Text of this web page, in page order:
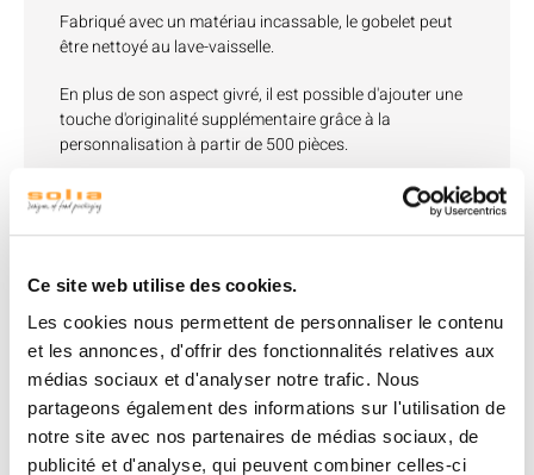
Ce site web utilise des cookies.
Les cookies nous permettent de personnaliser le contenu
et les annonces, d'offrir des fonctionnalités relatives aux
médias sociaux et d'analyser notre trafic. Nous
partageons également des informations sur l'utilisation de
notre site avec nos partenaires de médias sociaux, de
publicité et d'analyse, qui peuvent combiner celles-ci
Fabriqué avec un matériau incassable, le gobelet peut
être nettoyé au lave-vaisselle.
En plus de son aspect givré, il est possible d'ajouter une
touche d'originalité supplémentaire grâce à la
personnalisation à partir de 500 pièces.
Produits associés